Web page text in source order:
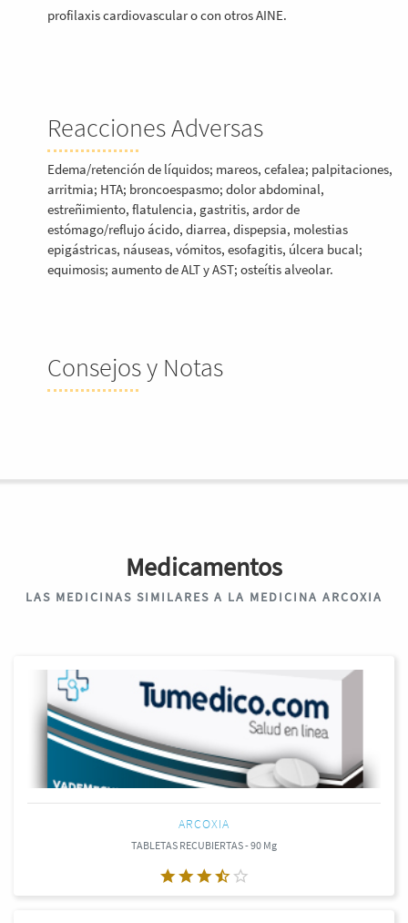
profilaxis cardiovascular o con otros AINE.
Reacciones Adversas
Edema/retención de líquidos; mareos, cefalea; palpitaciones,
arritmia; HTA; broncoespasmo; dolor abdominal,
estreñimiento, flatulencia, gastritis, ardor de
estómago/reflujo ácido, diarrea, dispepsia, molestias
epigástricas, náuseas, vómitos, esofagitis, úlcera bucal;
equimosis; aumento de ALT y AST; osteítis alveolar.
Consejos y Notas
Medicamentos
LAS MEDICINAS SIMILARES A LA MEDICINA ARCOXIA
ARCOXIA
TABLETAS RECUBIERTAS - 90 Mg